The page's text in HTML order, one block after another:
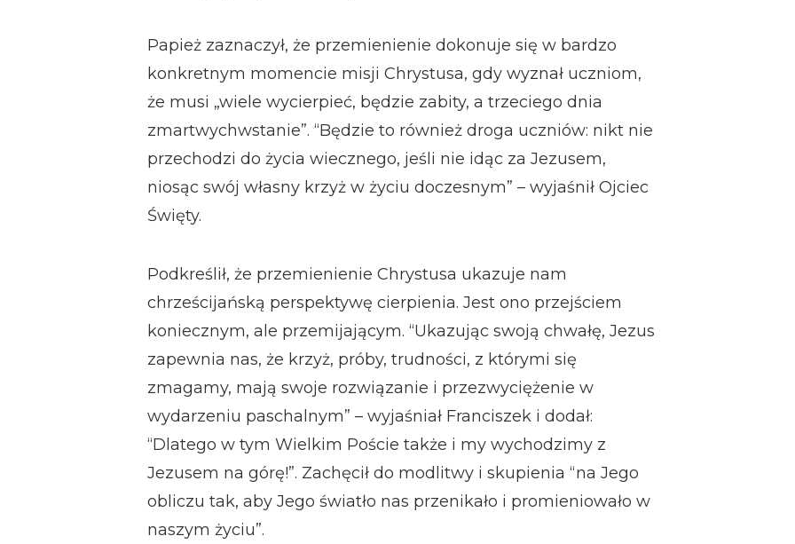
Papież zaznaczył, że przemienienie dokonuje się w bardzo
konkretnym momencie misji Chrystusa, gdy wyznał uczniom,
że musi „wiele wycierpieć, będzie zabity, a trzeciego dnia
zmartwychwstanie”. “Będzie to również droga uczniów: nikt nie
przechodzi do życia wiecznego, jeśli nie idąc za Jezusem,
niosąc swój własny krzyż w życiu doczesnym” – wyjaśnił Ojciec
Święty.
Podkreślił, że przemienienie Chrystusa ukazuje nam
chrześcijańską perspektywę cierpienia. Jest ono przejściem
koniecznym, ale przemijającym. “Ukazując swoją chwałę, Jezus
zapewnia nas, że krzyż, próby, trudności, z którymi się
zmagamy, mają swoje rozwiązanie i przezwyciężenie w
wydarzeniu paschalnym” – wyjaśniał Franciszek i dodał:
“Dlatego w tym Wielkim Poście także i my wychodzimy z
Jezusem na górę!”. Zachęcił do modlitwy i skupienia “na Jego
obliczu tak, aby Jego światło nas przenikało i promieniowało w
naszym życiu”.